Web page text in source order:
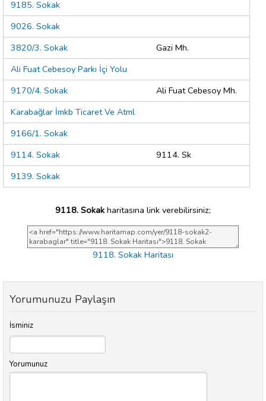
9185. Sokak
9026. Sokak
3820/3. Sokak
Gazi Mh.
Ali Fuat Cebesoy Parkı İçi Yolu
9170/4. Sokak
Ali Fuat Cebesoy Mh.
Karabağlar İmkb Ticaret Ve Atml
9166/1. Sokak
9114. Sokak
9114. Sk
9139. Sokak
9118. Sokak haritasına link verebilirsiniz;
9118. Sokak Haritası
Yorumunuzu Paylaşın
İsminiz
Yorumunuz